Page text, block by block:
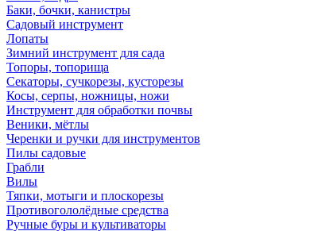
Баки, бочки, канистры
Садовый инструмент
Лопаты
Зимний инструмент для сада
Топоры, топорища
Секаторы, сучкорезы, кусторезы
Косы, серпы, ножницы, ножи
Инструмент для обработки почвы
Веники, мётлы
Черенки и ручки для инструментов
Пилы садовые
Грабли
Вилы
Тяпки, мотыги и плоскорезы
Противогололёдные средства
Ручные буры и культиваторы